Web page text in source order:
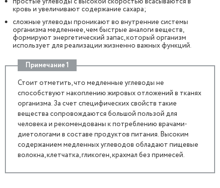
кровь и увеличивают содержание сахара;
сложные углеводы проникают во внутренние системы
организма медленнее, чем быстрые аналоги веществ,
формируют энергетический запас, который организм
использует для реализации жизненно важных функций.
Примечание 1
Стоит отметить, что медленные углеводы не
способствуют накоплению жировых отложений в тканях
организма. За счет специфических свойств такие
вещества сопровождаются большой пользой для
человека и рекомендованы к потреблению врачами-
диетологами в составе продуктов питания. Высоким
содержанием медленных углеводов обладают пищевые
волокна, клетчатка, гликоген, крахмал без примесей.